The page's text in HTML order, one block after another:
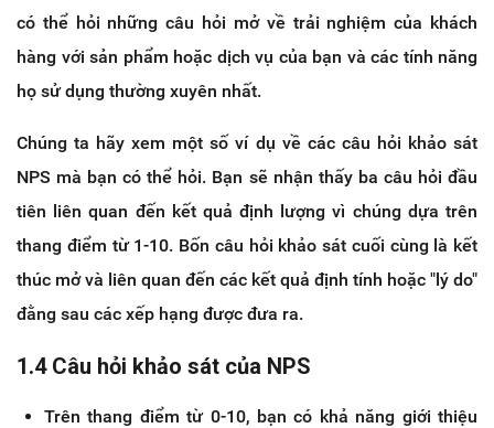
có thể hỏi những câu hỏi mở về trải nghiệm của khách
hàng với sản phẩm hoặc dịch vụ của bạn và các tính năng
họ sử dụng thường xuyên nhất.
Chúng ta hãy xem một số ví dụ về các câu hỏi khảo sát
NPS mà bạn có thể hỏi. Bạn sẽ nhận thấy ba câu hỏi đầu
tiên liên quan đến kết quả định lượng vì chúng dựa trên
thang điểm từ 1-10. Bốn câu hỏi khảo sát cuối cùng là kết
thúc mở và liên quan đến các kết quả định tính hoặc "lý do"
đằng sau các xếp hạng được đưa ra.
1.4 Câu hỏi khảo sát của NPS
Trên thang điểm từ 0-10, bạn có khả năng giới thiệu